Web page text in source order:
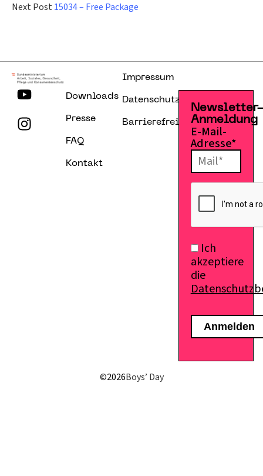
Next Post 15034 – Free Package
Downloads
Presse
FAQ
Kontakt
Impressum
Datenschutzerklärung
Barrierefreiheitserklärung
Anmeldung
E-Mail-
Adresse*
Ich
akzeptiere
die
©2026Boys’ Day